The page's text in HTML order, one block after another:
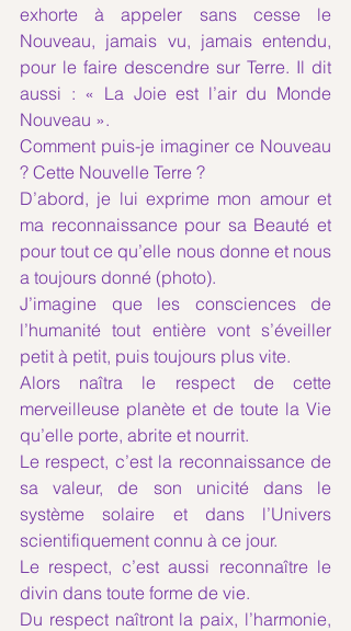
exhorte à appeler sans cesse le
Nouveau, jamais vu, jamais entendu,
pour le faire descendre sur Terre. Il dit
aussi : « La Joie est l’air du Monde
Nouveau ».
Comment puis-je imaginer ce Nouveau
? Cette Nouvelle Terre ?
D’abord, je lui exprime mon amour et
ma reconnaissance pour sa Beauté et
pour tout ce qu’elle nous donne et nous
a toujours donné (photo).
J’imagine que les consciences de
l’humanité tout entière vont s’éveiller
petit à petit, puis toujours plus vite.
Alors naîtra le respect de cette
merveilleuse planète et de toute la Vie
qu’elle porte, abrite et nourrit.
Le respect, c’est la reconnaissance de
sa valeur, de son unicité dans le
système solaire et dans l’Univers
scientifiquement connu à ce jour.
Le respect, c’est aussi reconnaître le
divin dans toute forme de vie.
Du respect naîtront la paix, l’harmonie,